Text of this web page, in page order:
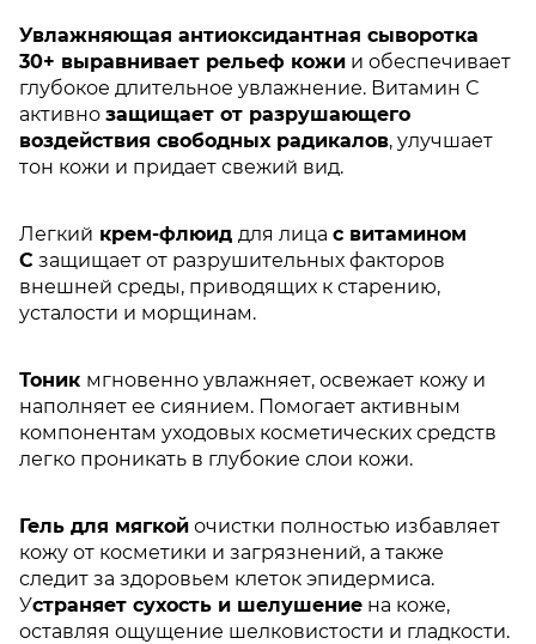
Увлажняющая антиоксидантная сыворотка
30+ выравнивает рельеф кожи и обеспечивает
глубокое длительное увлажнение. Витамин С
активно защищает от разрушающего
воздействия свободных радикалов, улучшает
тон кожи и придает свежий вид.
Легкий крем-флюид для лица с витамином
С защищает от разрушительных факторов
внешней среды, приводящих к старению,
усталости и морщинам.
Тоник мгновенно увлажняет, освежает кожу и
наполняет ее сиянием. Помогает активным
компонентам уходовых косметических средств
легко проникать в глубокие слои кожи.
Гель для мягкой очистки полностью избавляет
кожу от косметики и загрязнений, а также
следит за здоровьем клеток эпидермиса.
Устраняет сухость и шелушение на коже,
оставляя ощущение шелковистости и гладкости.